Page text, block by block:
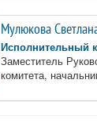
Мулюкова
Исполнительный
Заместитель
комитета,